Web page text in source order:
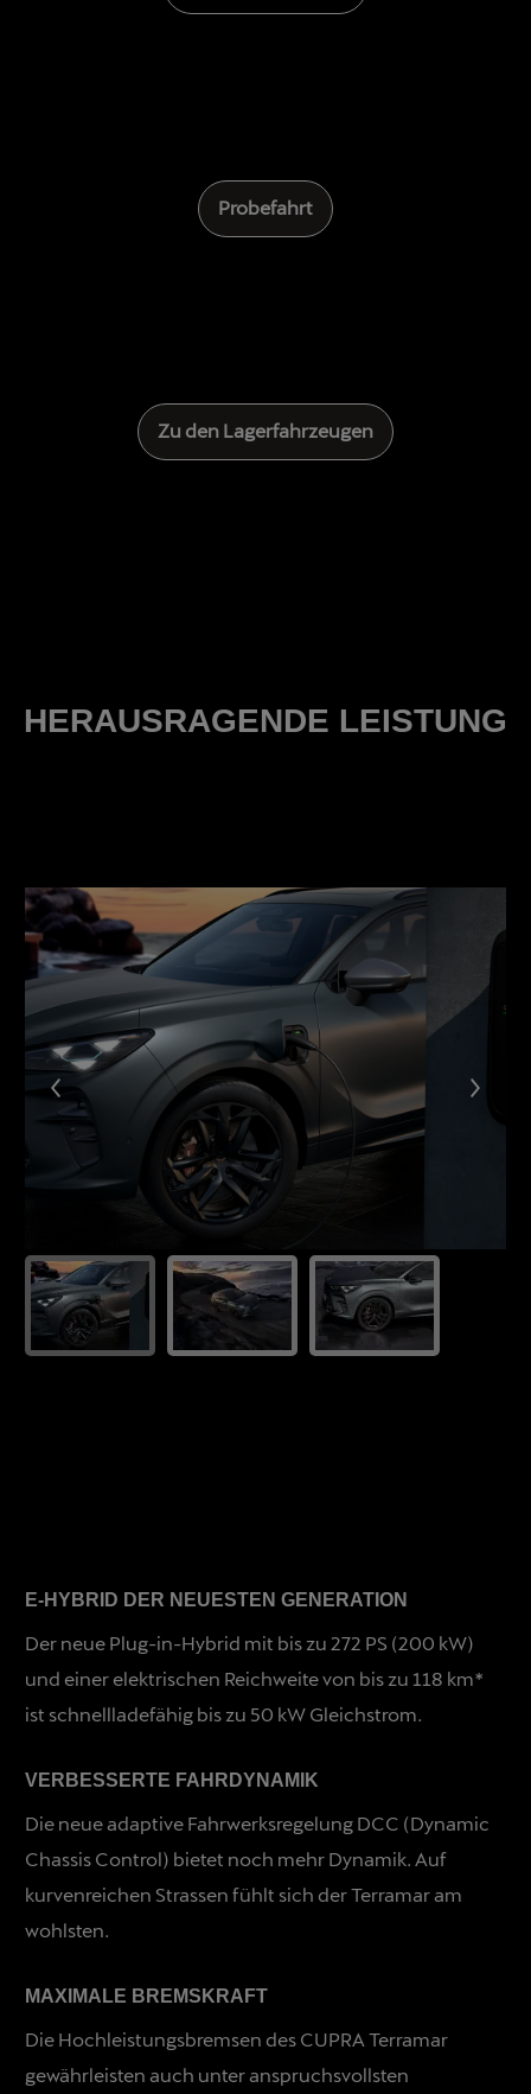
Probefahrt
Zu den Lagerfahrzeugen
HERAUSRAGENDE LEISTUNG
E-HYBRID DER NEUESTEN GENERATION
Der neue Plug-in-Hybrid mit bis zu 272 PS (200 kW)
und einer elektrischen Reichweite von bis zu 118 km*
ist schnellladefähig bis zu 50 kW Gleichstrom.
VERBESSERTE FAHRDYNAMIK
Die neue adaptive Fahrwerksregelung DCC (Dynamic
Chassis Control) bietet noch mehr Dynamik. Auf
kurvenreichen Strassen fühlt sich der Terramar am
wohlsten.
MAXIMALE BREMSKRAFT
Die Hochleistungsbremsen des CUPRA Terramar
gewährleisten auch unter anspruchsvollsten